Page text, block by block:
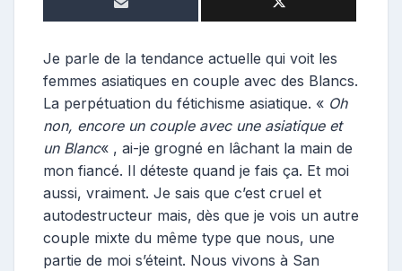
Je parle de la tendance actuelle qui voit les
femmes asiatiques en couple avec des Blancs.
La perpétuation du fétichisme asiatique. « Oh
non, encore un couple avec une asiatique et
un Blanc« , ai-je grogné en lâchant la main de
mon fiancé. Il déteste quand je fais ça. Et moi
aussi, vraiment. Je sais que c’est cruel et
autodestructeur mais, dès que je vois un autre
couple mixte du même type que nous, une
partie de moi s’éteint. Nous vivons à San